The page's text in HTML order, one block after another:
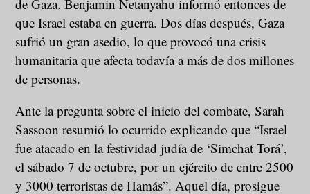
de Gaza. Benjamin Netanyahu informó entonces de
que Israel estaba en guerra. Dos días después, Gaza
sufrió un gran asedio, lo que provocó una crisis
humanitaria que afecta todavía a más de dos millones
de personas.
Ante la pregunta sobre el inicio del combate, Sarah
Sassoon resumió lo ocurrido explicando que “Israel
fue atacado en la festividad judía de ‘Simchat Torá’,
el sábado 7 de octubre, por un ejército de entre 2500
y 3000 terroristas de Hamás”. Aquel día, prosigue